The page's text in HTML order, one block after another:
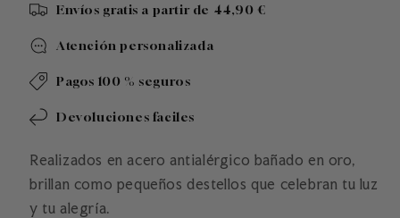
Envíos gratis a partir de 44,90 €
Atención personalizada
Pagos 100 % seguros
Devoluciones faciles
Realizados en acero antialérgico bañado en oro,
brillan como pequeños destellos que celebran tu luz
y tu alegría.